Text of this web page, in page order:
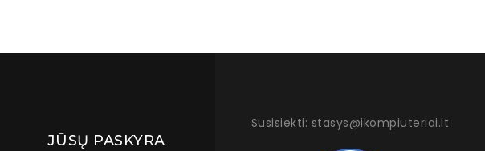
JŪSŲ PASKYRA
Susisiekti: stasys@ikompiuteriai.lt